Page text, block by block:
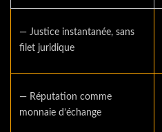
— Justice instantanée, sans
filet juridique
— Réputation comme
monnaie d’échange